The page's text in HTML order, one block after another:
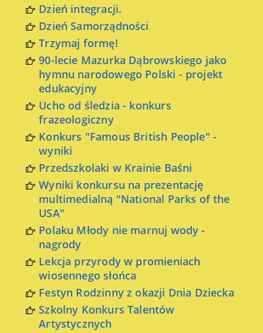
Dzień integracji.
Dzień Samorządności
Trzymaj formę!
90-lecie Mazurka Dąbrowskiego jako
hymnu narodowego Polski - projekt
edukacyjny
Ucho od śledzia - konkurs
frazeologiczny
Konkurs "Famous British People" -
wyniki
Przedszkolaki w Krainie Baśni
Wyniki konkursu na prezentację
multimedialną "National Parks of the
USA"
Polaku Młody nie marnuj wody -
nagrody
Lekcja przyrody w promieniach
wiosennego słońca
Festyn Rodzinny z okazji Dnia Dziecka
Szkolny Konkurs Talentów
Artystycznych